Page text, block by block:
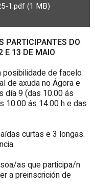
1.pdf (1 MB)
PARTICIPANTES DO
E 13 DE MAIO
posibilidade de facelo
de axuda no Ágora e
día 9 (das 10.00 ás
10.00 ás 14.00 h e das
curtas e 3 longas.
as que participa/n
a preinscrición de